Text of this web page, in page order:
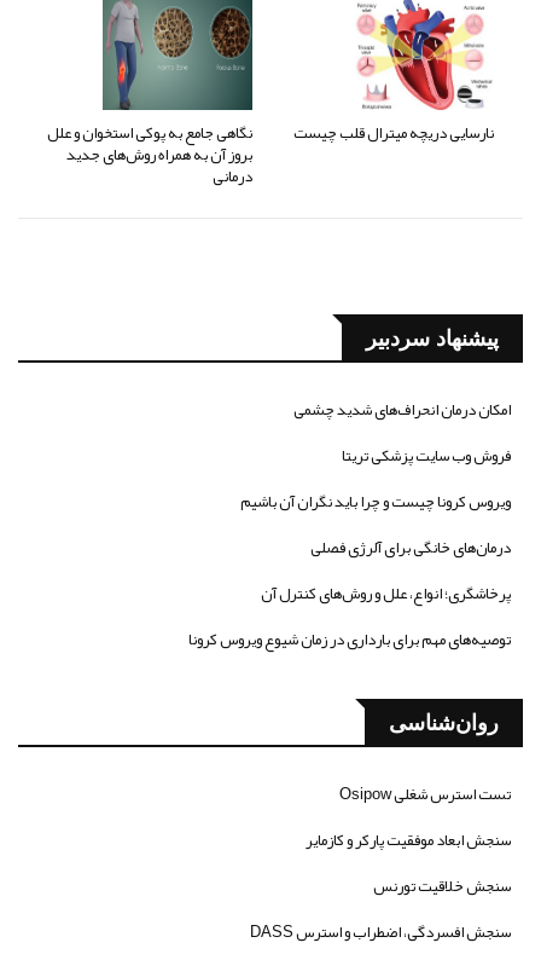
نارسایی دریچه میترال قلب چیست نگاهی جامع به پوکی استخوان و علل
بروز آن به همراه روش‌های جدید
درمانی
پیشنهاد سردبیر
امکان درمان انحراف‌های شدید چشمی
فروش وب سایت پزشکی تریتا
ویروس کرونا چیست و چرا باید نگران آن باشیم
درمان‌های خانگی برای آلرژی فصلی
پرخاشگری؛ انواع، علل و روش‌های کنترل آن
توصیه‌های مهم برای بارداری در زمان شیوع ویروس کرونا
روان‌شناسی
تست استرس شغلی Osipow
سنجش ابعاد موفقیت پارکر و کازمایر
سنجش خلاقیت تورنس
سنجش افسردگی، اضطراب و استرس DASS